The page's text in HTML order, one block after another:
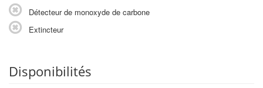
Détecteur de monoxyde de carbone
Extincteur
Disponibilités